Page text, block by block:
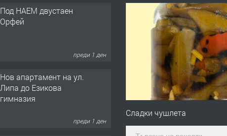
Под НАЕМ двустаен
Орфей
преди 1 ден
Нов апартамент на ул.
Липа до Езикова
гимназия
преди 1 ден
Сладки чушлета